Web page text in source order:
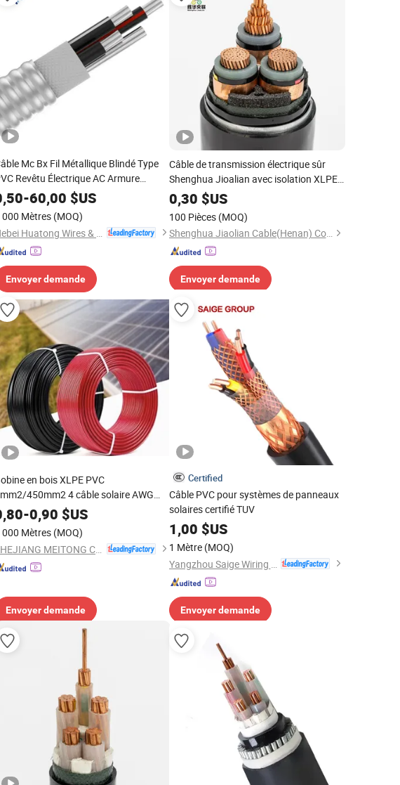
Mc Bx Fil Métallique Blindé Type
Revêtu Électrique AC Armure
Aluminium 12/2 Câble
-60,00 $US
000 Mètres (MOQ)
Envoyer demande
Câble de transmission électrique sûr
Shenghua Jioalian avec isolation XLPE
et PVC
0,30 $US
100 Pièces (MOQ)
Shenghua Jiaolian Cable(Henan) Co., Ltd.
Envoyer demande
en bois XLPE PVC
450mm2 4 câble solaire AWG
-0,90 $US
000 Mètres (MOQ)
Envoyer demande
Certified
Câble PVC pour systèmes de panneaux
solaires certifié TUV
1,00 $US
1 Mètre (MOQ)
Envoyer demande